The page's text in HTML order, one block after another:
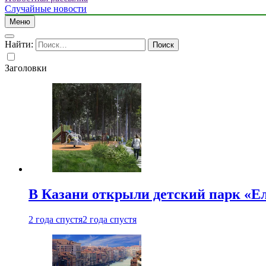
Случайные новости
Меню
Найти:
Заголовки
В Казани открыли детский парк
2 года спустя2 года спустя